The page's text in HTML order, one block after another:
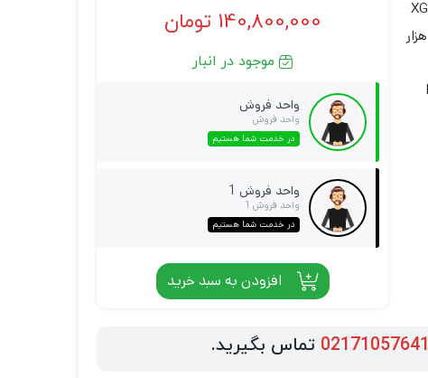
– صفحه‌نمایش: لمسی کج 180 درجه، 3.0 اینچ، 921.6 هزار
140,800,000 تومان
موجود در انبار
واحد فروش
واحد فروش
در خدمت شما هستیم
واحد فروش 1
واحد فروش 1
در خدمت شما هستیم
افزودن به سبد خرید
02171057641 تماس بگیرید.